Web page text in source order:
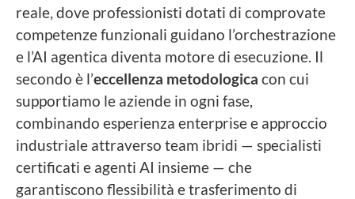
reale, dove professionisti dotati di comprovate
competenze funzionali guidano l’orchestrazione
e l’AI agentica diventa motore di esecuzione. Il
secondo è l’eccellenza metodologica con cui
supportiamo le aziende in ogni fase,
combinando esperienza enterprise e approccio
industriale attraverso team ibridi — specialisti
certificati e agenti AI insieme — che
garantiscono flessibilità e trasferimento di